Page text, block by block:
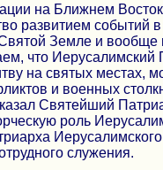
на Ближнем
развитием событий
Земле и вообще
что Иерусалимский
на святых местах,
и военных
Святейший
роль
служения.